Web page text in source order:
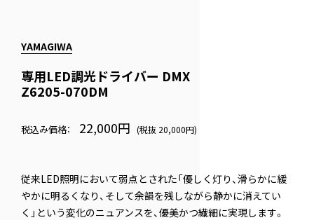
YAMAGIWA
専用LED調光ドライバー DMX
Z6205-070DM
税込み価格： 22,000円 (税抜 20,000円)
従来LED照明において弱点とされた「優しく灯り、滑らかに緩
やかに明るくなり、そして余韻を残しながら静かに消えてい
く」という変化のニュアンスを、優美かつ繊細に実現します。